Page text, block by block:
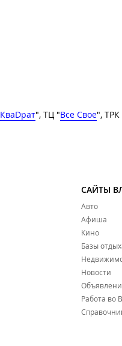
КваDрат", ТЦ "Все Свое", ТРК
САЙТЫ
Авто
Афиша
Кино
Базы
Новости
Работа во